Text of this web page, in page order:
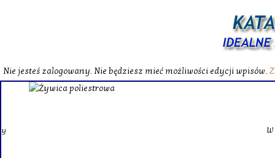
Nie jesteś zalogowany. Nie będziesz mieć możliwości edycji wpisów.
W